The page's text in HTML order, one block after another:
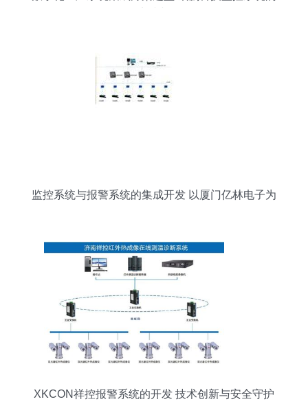
监控系统与报警系统的集成开发 以厦门亿林电子为
XKCON祥控报警系统的开发 技术创新与安全守护